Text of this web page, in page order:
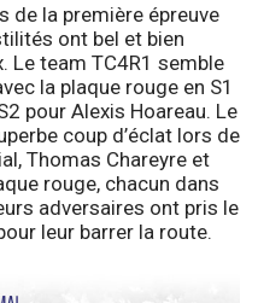
de la première épreuve
ont bel et bien
Le team TC4R1 semble
la plaque rouge en S1
pour Alexis Hoareau. Le
coup d’éclat lors de
Thomas Chareyre et
rouge, chacun dans
adversaires ont pris le
leur barrer la route.